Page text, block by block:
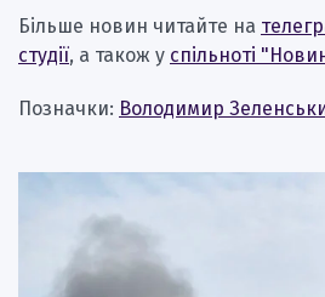
Більше новин читайте на
студії, а також у спільноті
Позначки: Володимир